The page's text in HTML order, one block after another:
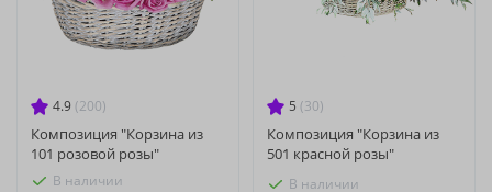
4.9 (200)
Композиция "Корзина из
101 розовой розы"
В наличии
5 (30)
Композиция "Корзина из
501 красной розы"
В наличии